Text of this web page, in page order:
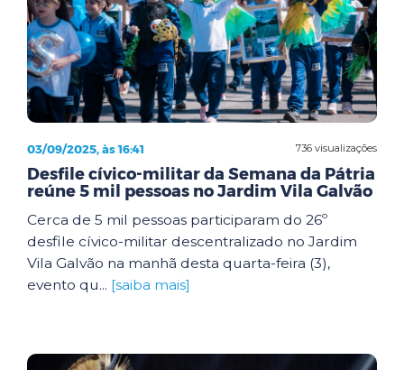
736 visualizações
03/09/2025, às 16:41
Desfile cívico-militar da Semana da Pátria
reúne 5 mil pessoas no Jardim Vila Galvão
Cerca de 5 mil pessoas participaram do 26º
desfile cívico-militar descentralizado no Jardim
Vila Galvão na manhã desta quarta-feira (3),
evento qu... [saiba mais]